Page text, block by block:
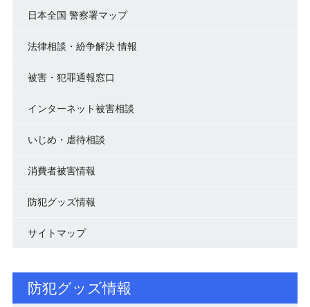
日本全国 警察署マップ
法律相談・紛争解決 情報
被害・犯罪通報窓口
インターネット被害相談
いじめ・虐待相談
消費者被害情報
防犯グッズ情報
サイトマップ
防犯グッズ情報